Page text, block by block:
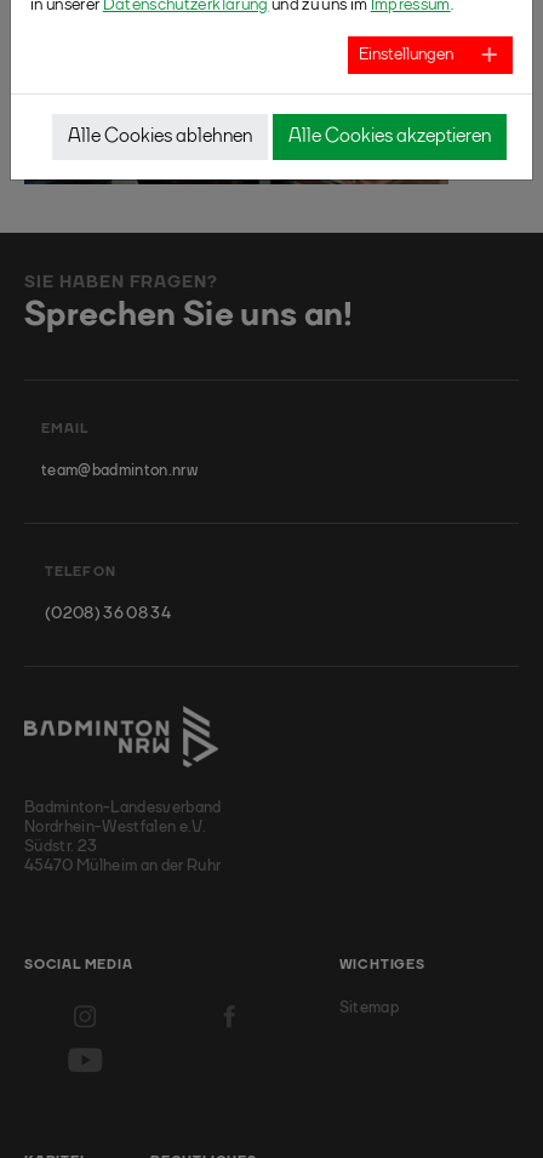
SIE HABEN FRAGEN?
Sprechen Sie uns an!
EMAIL
team@badminton.nrw
TELEFON
(0208) 36 08 34
Badminton-Landesverband
Nordrhein-Westfalen e.V.
Südstr. 23
45470 Mülheim an der Ruhr
SOCIAL MEDIA WICHTIGES
Sitemap
in unserer Datenschutzerklärung und zu uns im Impressum
Einstellungen
Alle Cookies ablehnen Alle Cookies akzeptieren